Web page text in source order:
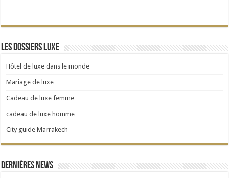
Les dossiers Luxe
Hôtel de luxe dans le monde
Mariage de luxe
Cadeau de luxe femme
cadeau de luxe homme
City guide Marrakech
Dernières news